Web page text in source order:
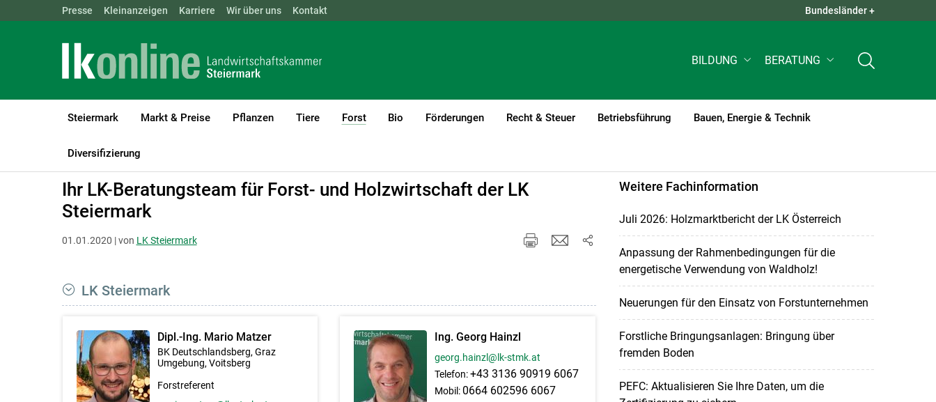
Landwirtschaftskammern: ÖSTERREICH BGLD KTN NÖ QUICK LINKS +
Presse Kleinanzeigen Karriere Wir über uns Kontakt Bundesländer +
BILDUNG BERATUNG
Steiermark Markt & Preise Pflanzen Tiere Forst
(current)1
Bio Förderungen Recht & Steuer Betriebsführung Bauen, Energie & Technik
Diversifizierung
LK Steiermark Forst
Ihr LK-Beratungsteam für Forst- und Holzwirtschaft der LK
Steiermark
01.01.2020 | von LK Steiermark
LK Steiermark
Dipl.-Ing. Mario Matzer
BK Deutschlandsberg, Graz
Umgebung, Voitsberg
Forstreferent
Ing. Georg Hainzl
georg.hainzl@lk-stmk.at
Telefon:+43 3136 90919 6067
Mobil:0664 602596 6067
Weitere Fachinformation
Juli 2026: Holzmarktbericht der LK Österreich
Anpassung der Rahmenbedingungen für die
energetische Verwendung von Waldholz!
Neuerungen für den Einsatz von Forstunternehmen
Forstliche Bringungsanlagen: Bringung über
fremden Boden
PEFC: Aktualisieren Sie Ihre Daten, um die